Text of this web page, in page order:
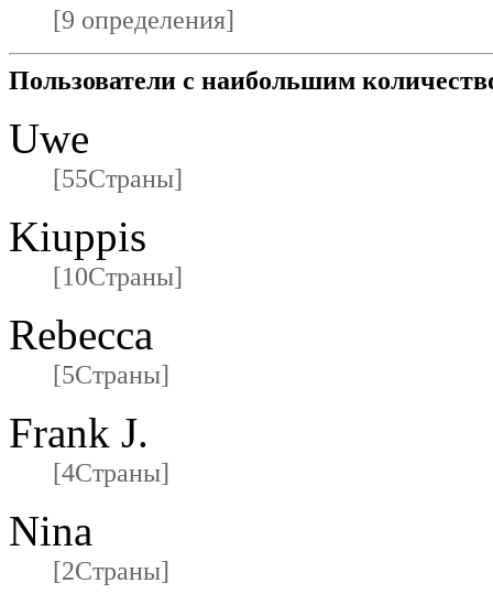
[9 определения]
Пользователи с наибольшим
Uwe
[55Страны]
Kiuppis
[10Страны]
Rebecca
[5Страны]
Frank J.
[4Страны]
Nina
[2Страны]